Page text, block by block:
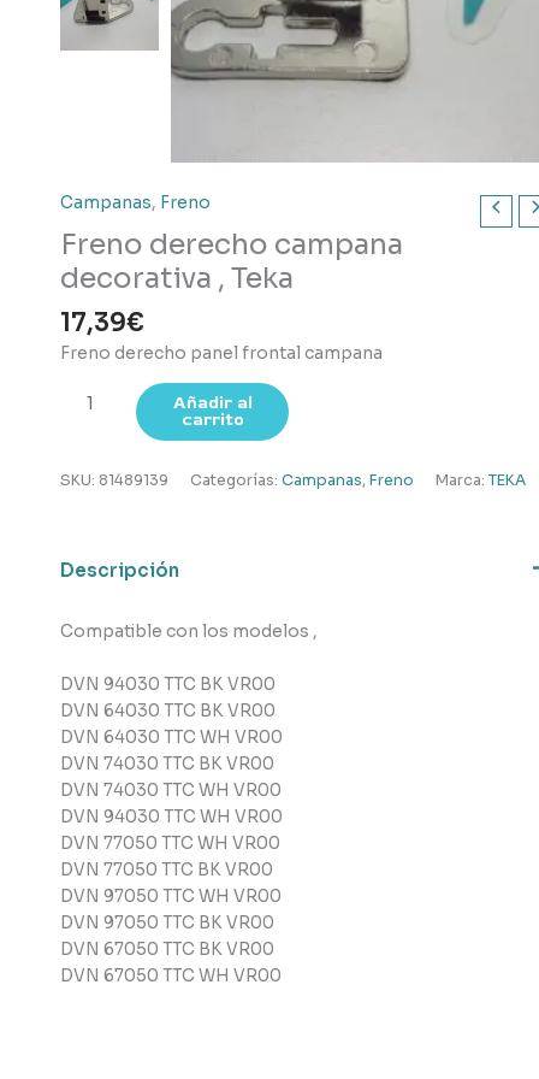
Campanas, Freno
Freno derecho campana
decorativa , Teka
17,39€
Freno derecho panel frontal campana
Freno
decorativa
Añadir al
carrito
SKU: 81489139 Categorías: Campanas, Freno Marca: TEKA
Descripción
Compatible con los modelos ,
DVN 94030 TTC BK VR00
DVN 64030 TTC BK VR00
DVN 64030 TTC WH VR00
DVN 74030 TTC BK VR00
DVN 74030 TTC WH VR00
DVN 94030 TTC WH VR00
DVN 77050 TTC WH VR00
DVN 77050 TTC BK VR00
DVN 97050 TTC WH VR00
DVN 97050 TTC BK VR00
DVN 67050 TTC BK VR00
DVN 67050 TTC WH VR00